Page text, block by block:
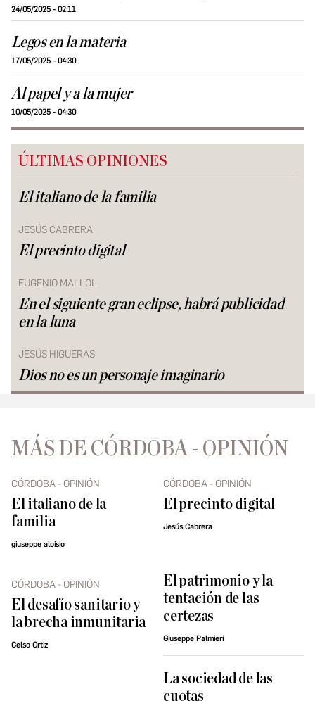
24/05/2025 - 02:11
Legos en la materia
17/05/2025 - 04:30
Al papel y a la mujer
10/05/2025 - 04:30
ÚLTIMAS OPINIONES
El italiano de la familia
JESÚS CABRERA
El precinto digital
EUGENIO MALLOL
En el siguiente gran eclipse, habrá publicidad
en la luna
JESÚS HIGUERAS
Dios no es un personaje imaginario
MÁS DE CÓRDOBA - OPINIÓN
CÓRDOBA - OPINIÓN
El italiano de la
familia
giuseppe aloisio
CÓRDOBA - OPINIÓN
El precinto digital
Jesús Cabrera
CÓRDOBA - OPINIÓN
El desafío sanitario y
la brecha inmunitaria
Celso Ortiz
El patrimonio y la
tentación de las
certezas
Giuseppe Palmieri
La sociedad de las
cuotas